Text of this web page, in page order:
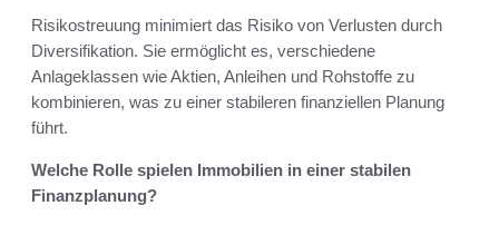
Risikostreuung minimiert das Risiko von Verlusten durch
Diversifikation. Sie ermöglicht es, verschiedene
Anlageklassen wie Aktien, Anleihen und Rohstoffe zu
kombinieren, was zu einer stabileren finanziellen Planung
führt.
Welche Rolle spielen Immobilien in einer stabilen
Finanzplanung?